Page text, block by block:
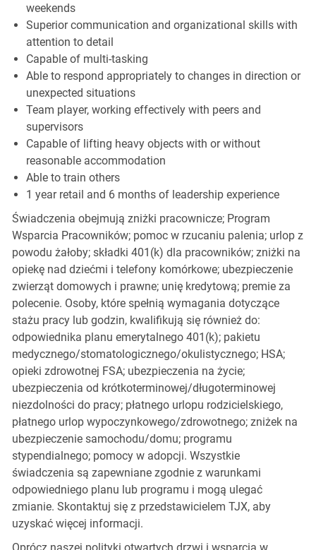
weekends
Superior communication and organizational skills with
attention to detail
Capable of multi-tasking
Able to respond appropriately to changes in direction or
unexpected situations
Team player, working effectively with peers and
supervisors
Capable of lifting heavy objects with or without
reasonable accommodation
Able to train others
1 year retail and 6 months of leadership experience
Świadczenia obejmują zniżki pracownicze; Program
Wsparcia Pracowników; pomoc w rzucaniu palenia; urlop z
powodu żałoby; składki 401(k) dla pracowników; zniżki na
opiekę nad dziećmi i telefony komórkowe; ubezpieczenie
zwierząt domowych i prawne; unię kredytową; premie za
polecenie. Osoby, które spełnią wymagania dotyczące
stażu pracy lub godzin, kwalifikują się również do:
odpowiednika planu emerytalnego 401(k); pakietu
medycznego/stomatologicznego/okulistycznego; HSA;
opieki zdrowotnej FSA; ubezpieczenia na życie;
ubezpieczenia od krótkoterminowej/długoterminowej
niezdolności do pracy; płatnego urlopu rodzicielskiego,
płatnego urlop wypoczynkowego/zdrowotnego; zniżek na
ubezpieczenie samochodu/domu; programu
stypendialnego; pomocy w adopcji. Wszystkie
świadczenia są zapewniane zgodnie z warunkami
odpowiedniego planu lub programu i mogą ulegać
zmianie. Skontaktuj się z przedstawicielem TJX, aby
uzyskać więcej informacji.
Oprócz naszej polityki otwartych drzwi i wsparcia w